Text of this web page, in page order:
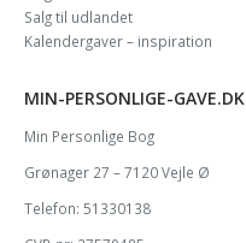
Salg til udlandet
Kalendergaver – inspiration
MIN-PERSONLIGE-GAVE.DK
Min Personlige Bog
Grønager 27 – 7120 Vejle Ø
Telefon: 51330138